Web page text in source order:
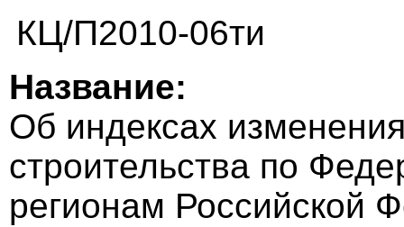
КЦ/П2010-06ти
Название:
Об индексах
строительства по
регионам Российской